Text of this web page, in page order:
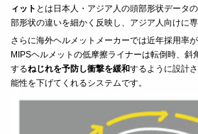
ィット とは日本人・アジア人の頭部形状データ
部形状の違いを細かく反映し、アジア人向けに
さらに海外ヘルメットメーカーでは近年採用率
MIPSヘルメットの低摩擦ライナーは転倒時、斜
するねじれを予防し衝撃を緩和するように設計
能性を下げてくれるシステムです。